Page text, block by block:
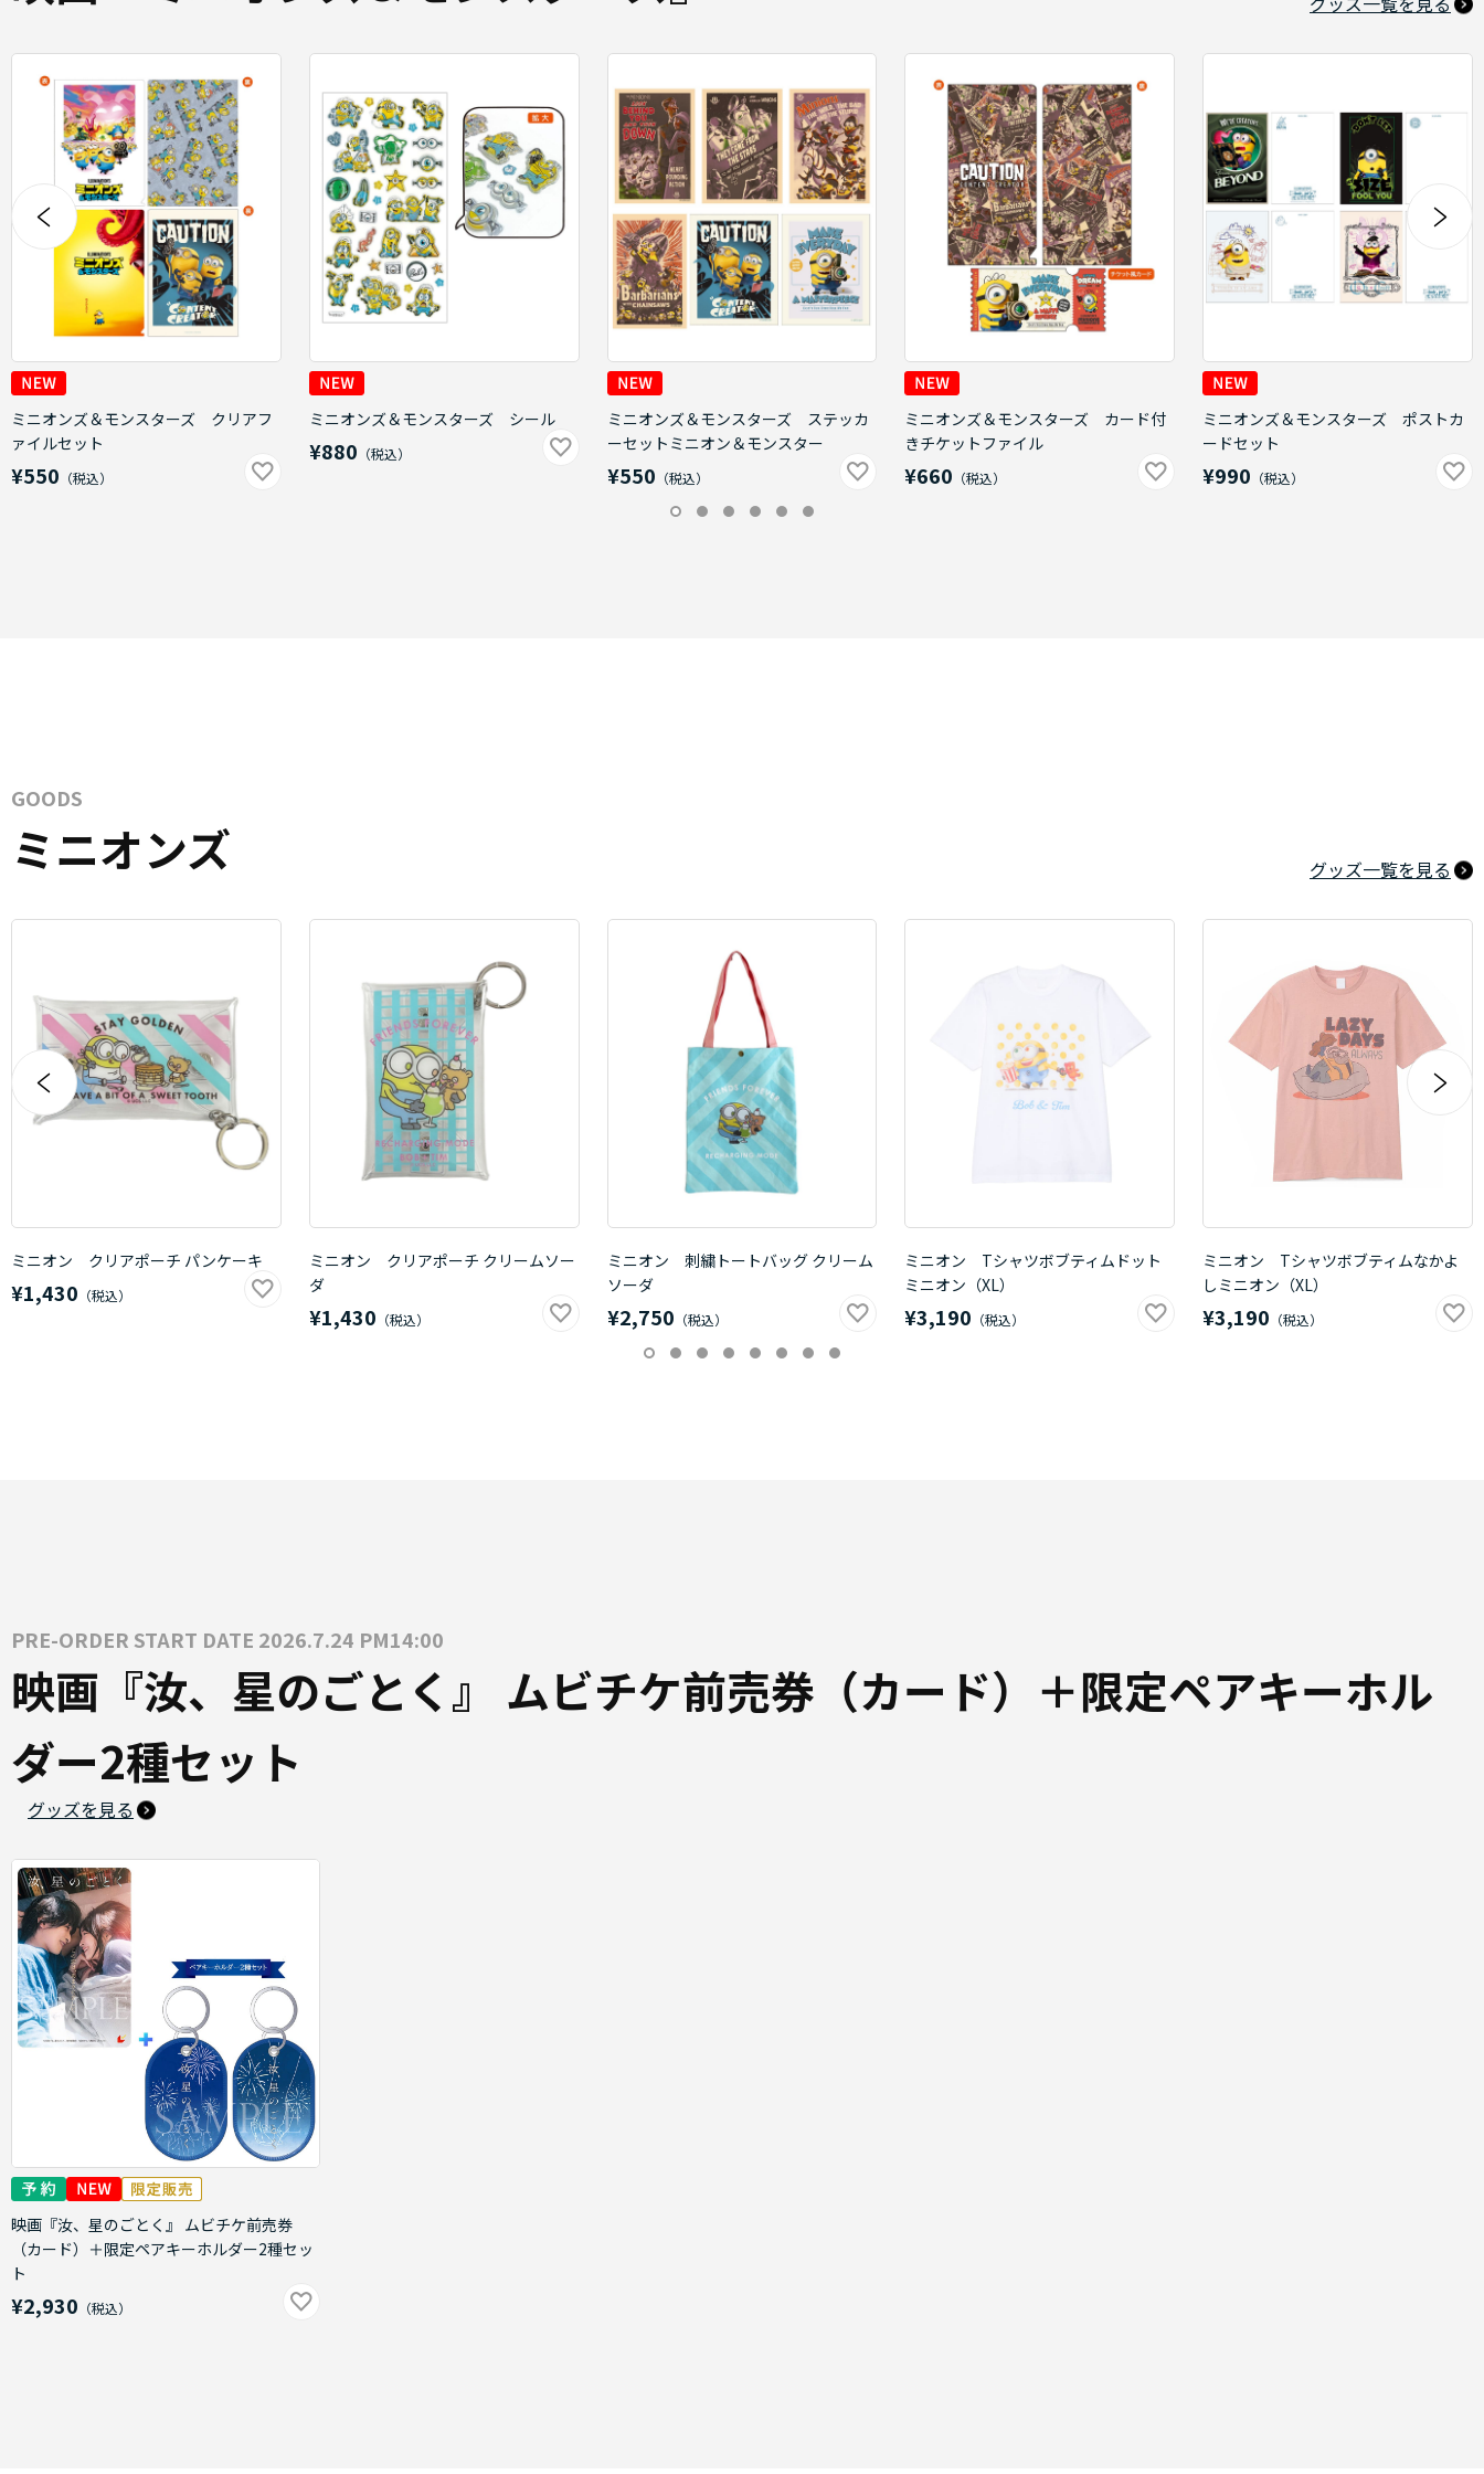
ミニオンズ＆モンスターズ クリアフ
ァイルセット
¥550
ミニオンズ＆モンスターズ シール
¥880
ミニオンズ＆モンスターズ ステッカ
ーセットミニオン＆モンスター
¥550
ミニオンズ＆モンスターズ カード付
きチケットファイル
¥660
ミニオンズ＆モンスターズ ポストカ
ードセット
¥990
GOODS
ミニオンズ グッズ一覧を見る
ミニオン クリアポーチ パンケーキ
¥1,430
ミニオン クリアポーチ クリームソー
ダ
¥1,430
ミニオン 刺繍トートバッグ クリーム
ソーダ
¥2,750
ミニオン Tシャツボブティムドット
ミニオン（XL）
¥3,190
ミニオン Tシャツボブティムなかよ
しミニオン（XL）
¥3,190
PRE-ORDER START DATE 2026.7.24 PM14:00
映画『汝、星のごとく』 ムビチケ前売券（カード）＋限定ペアキーホル
ダー2種セット
グッズを見る
映画『汝、星のごとく』 ムビチケ前売券
（カード）＋限定ペアキーホルダー2種セッ
ト
¥2,930